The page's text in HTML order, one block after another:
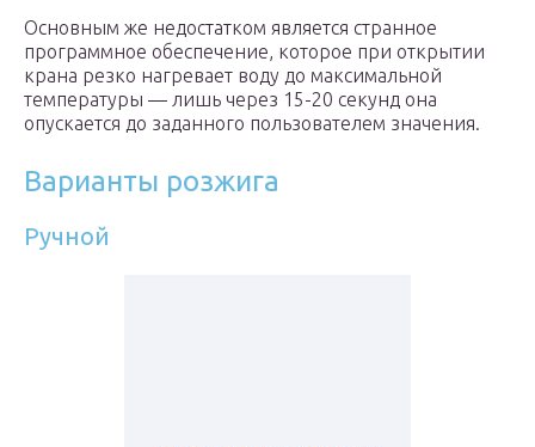
Основным же недостатком является странное
программное обеспечение, которое при открытии
крана резко нагревает воду до максимальной
температуры — лишь через 15-20 секунд она
опускается до заданного пользователем значения.
Варианты розжига
Ручной